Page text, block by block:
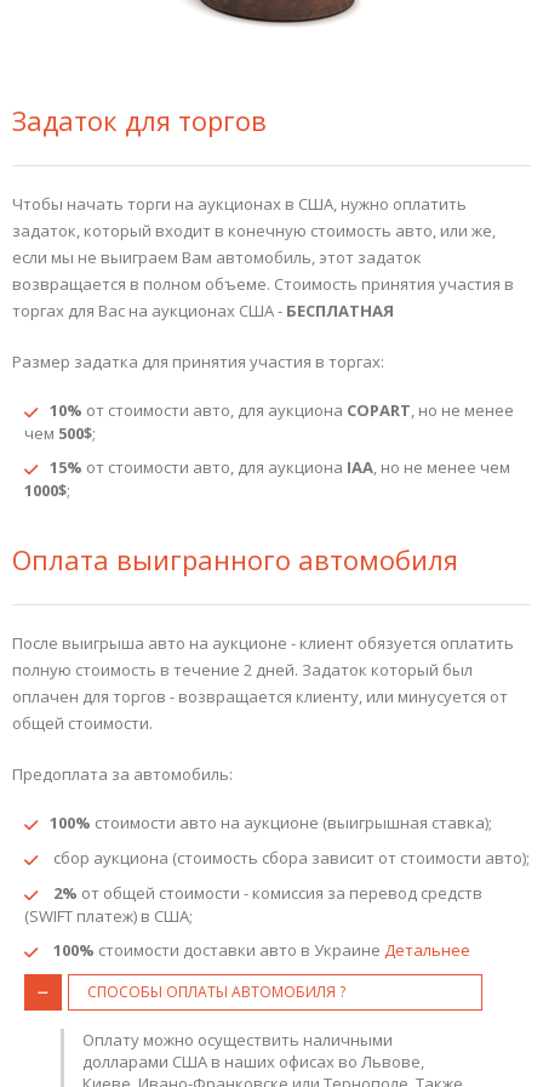
Задаток для торгов
Чтобы начать торги на аукционах в США, нужно оплатить
задаток, который входит в конечную стоимость авто, или же,
если мы не выиграем Вам автомобиль, этот задаток
возвращается в полном объеме. Стоимость принятия участия в
торгах для Вас на аукционах США - БЕСПЛАТНАЯ
Размер задатка для принятия участия в торгах:
10% от стоимости авто, для аукциона COPART, но не менее
чем 500$;
15% от стоимости авто, для аукциона IAA, но не менее чем
1000$;
Оплата выигранного автомобиля
После выигрыша авто на аукционе - клиент обязуется оплатить
полную стоимость в течение 2 дней. Задаток который был
оплачен для торгов - возвращается клиенту, или минусуется от
общей стоимости.
Предоплата за автомобиль:
100% стоимости авто на аукционе (выигрышная ставка);
сбор аукциона (стоимость сбора зависит от стоимости авто);
2% от общей стоимости - комиссия за перевод средств
(SWIFT платеж) в США;
100% стоимости доставки авто в Украине Детальнее
СПОСОБЫ ОПЛАТЫ АВТОМОБИЛЯ ?
Оплату можно осуществить наличными
долларами США в наших офисах во Львове,